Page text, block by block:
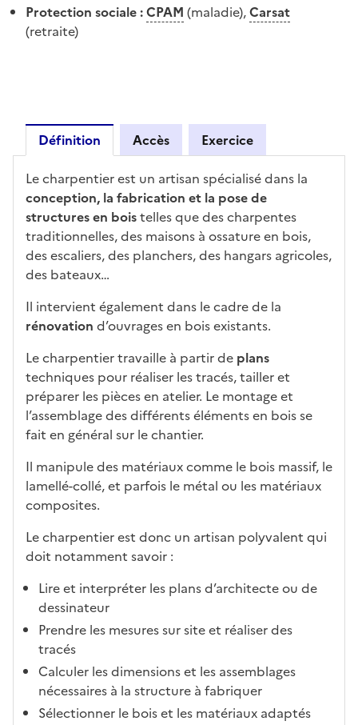
Protection sociale :CPAM (maladie),Carsat
(retraite)
Définition Accès Exercice
Définition
Le charpentier est un artisan spécialisé dans la
conception, la fabrication et la pose de
structures en boistelles que des charpentes
traditionnelles, des maisons à ossature en bois,
des escaliers, des planchers, des hangars agricoles,
des bateaux…
Il intervient également dans le cadre de la
rénovation d’ouvrages en bois existants.
Le charpentier travaille à partir de plans
techniques pour réaliser les tracés, tailler et
préparer les pièces en atelier. Le montage et
l’assemblage des différents éléments en bois se
fait en général sur le chantier.
Il manipule des matériaux comme le bois massif, le
lamellé-collé, et parfois le métal ou les matériaux
composites.
Le charpentier est donc un artisan polyvalent qui
doit notamment savoir :
Lire et interpréter les plans d’architecte ou de
dessinateur
Prendre les mesures sur site et réaliser des
tracés
Calculer les dimensions et les assemblages
nécessaires à la structure à fabriquer
Sélectionner le bois et les matériaux adaptés